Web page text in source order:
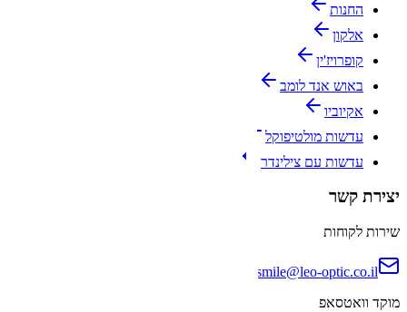
החנות
אלקון
קופרויז'ין
באוש אנד לומב
אקיוביו
עדשות מולטיפוקל
עדשות עם צילינדר
יצירת קשר
שירות לקוחות
smile@leo-optic.co.il
מוקד וואטסאפ